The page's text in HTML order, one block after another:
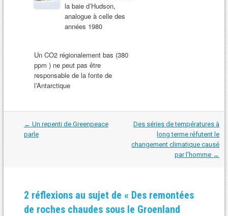
la baie d’Hudson,
analogue à celle des
années 1980
Un CO2 régionalement bas (380
ppm ) ne peut pas être
responsable de la fonte de
l’Antarctique
Navigation
dans
les
← Un repenti de Greenpeace
parle
Des séries de températures à
long terme réfutent le
changement climatique causé
par l’homme →
2 réflexions au sujet de « Des remontées
de roches chaudes sous le Groenland